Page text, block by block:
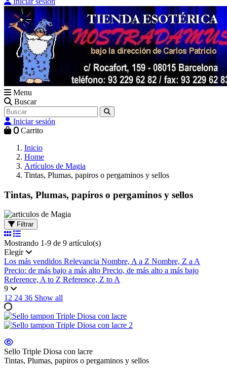
Menu
Buscar
Iniciar sesión
0 Carrito
Inicio
Home
Artículos de Magia
Tintas, Plumas, papiros o pergaminos y sellos
Tintas, Plumas, papiros o pergaminos y sellos
Filtrar
Mostrando 1-9 de 9 artículo(s)
Elegir
Los más vendidos Relevancia Nombre, A a Z Nombre, Z a A
Precio: de más bajo a más alto Precio, de más alto a más bajo
Reference, A to Z Reference, Z to A
9
12 24 36 Show all
Sello Triple Diosa con lacre
Tintas, Plumas, papiros o pergaminos y sellos